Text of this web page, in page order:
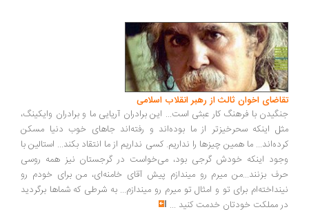
اخوان ثالث از رهبر انقلاب اسلامی
با فرهنگ کار عبثی است... این برادران آریایی ما و برادران وایکینگ،
اینکه سحرخیزتر از ما بوده‌اند و رفته‌اند جاهای خوب دنیا مسکن
ما همین چیزها را نداریم. کسی نداریم از ما انتقاد بکند... استالین با
اینکه خودش گرجی بود، می‌خواست در گرجستان نیز همه روسی
بزنند...من میرم رو میندازم پیش آقای خامنه‌ای، من برای خودم رو
برای تو و امثال تو میرم رو میندازم... به شرطی که شماها برگردید
مملکت خودتان خدمت کنید...